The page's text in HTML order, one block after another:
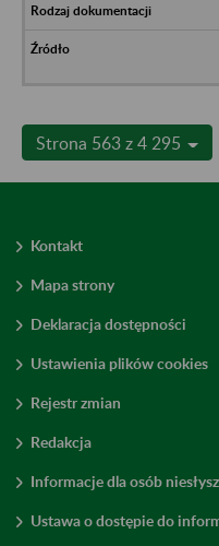
Strona 563 z 4 295
Kontakt
Mapa strony
Deklaracja dostępności
Ustawienia plików cookies
Rejestr zmian
Redakcja
Informacje dla osób
Ustawa o dostępie do